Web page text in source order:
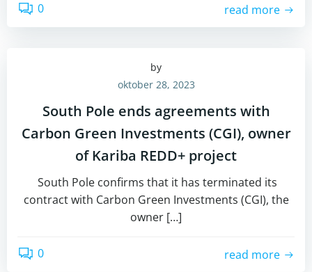
0 read more
by
oktober 28, 2023
South Pole ends agreements with
Carbon Green Investments (CGI), owner
of Kariba REDD+ project
South Pole confirms that it has terminated its
contract with Carbon Green Investments (CGI), the
owner […]
0 read more